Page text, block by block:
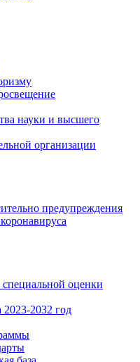
науки и высшего
организации
предупреждения
специальной оценки
2032 год